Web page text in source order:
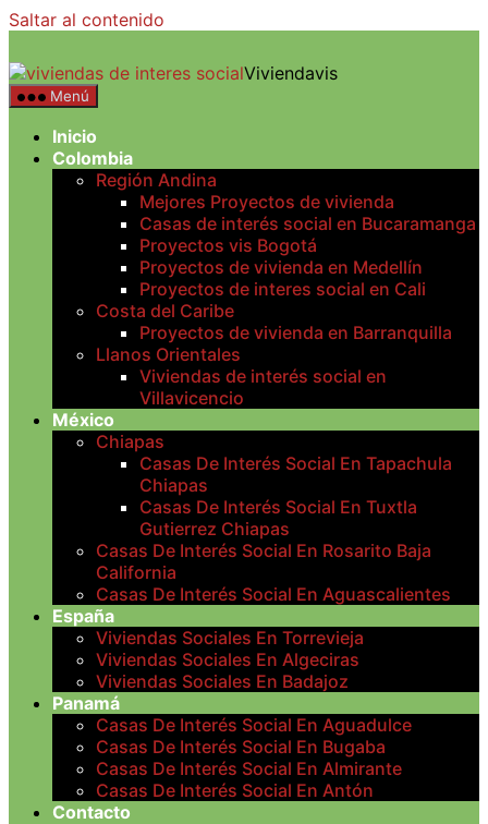
Saltar al contenido
Viviendavis
Menú
Inicio
Colombia
Región Andina
Mejores Proyectos de vivienda
Casas de interés social en Bucaramanga
Proyectos vis Bogotá
Proyectos de vivienda en Medellín
Proyectos de interes social en Cali
Costa del Caribe
Proyectos de vivienda en Barranquilla
Llanos Orientales
Viviendas de interés social en
Villavicencio
México
Chiapas
Casas De Interés Social En Tapachula
Chiapas
Casas De Interés Social En Tuxtla
Gutierrez Chiapas
Casas De Interés Social En Rosarito Baja
California
Casas De Interés Social En Aguascalientes
España
Viviendas Sociales En Torrevieja
Viviendas Sociales En Algeciras
Viviendas Sociales En Badajoz
Panamá
Casas De Interés Social En Aguadulce
Casas De Interés Social En Bugaba
Casas De Interés Social En Almirante
Casas De Interés Social En Antón
Contacto